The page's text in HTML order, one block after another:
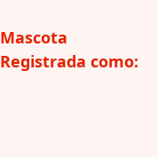
Mascota
Registrada como: